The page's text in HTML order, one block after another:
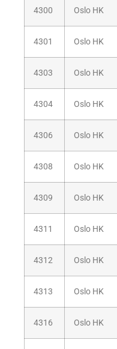
4300 Oslo HK
4301 Oslo HK
4303 Oslo HK
4304 Oslo HK
4306 Oslo HK
4308 Oslo HK
4309 Oslo HK
4311 Oslo HK
4312 Oslo HK
4313 Oslo HK
4316 Oslo HK